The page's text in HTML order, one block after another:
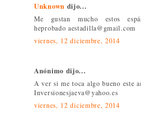
Unknown dijo...
Me gustan mucho estos
heprobado aestadilla@gmail.com
viernes, 12 diciembre, 2014
Anónimo dijo...
A ver si me toca algo bueno este
Inversionesjaeva@yahoo.es
viernes, 12 diciembre, 2014